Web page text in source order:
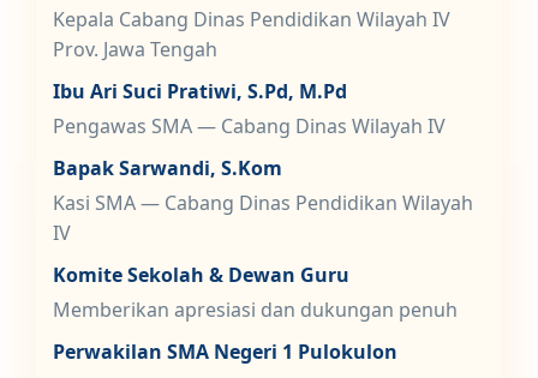
Kepala Cabang Dinas Pendidikan Wilayah IV
Prov. Jawa Tengah
Ibu Ari Suci Pratiwi, S.Pd, M.Pd
Pengawas SMA — Cabang Dinas Wilayah IV
Bapak Sarwandi, S.Kom
Kasi SMA — Cabang Dinas Pendidikan Wilayah
IV
Komite Sekolah & Dewan Guru
Memberikan apresiasi dan dukungan penuh
Perwakilan SMA Negeri 1 Pulokulon